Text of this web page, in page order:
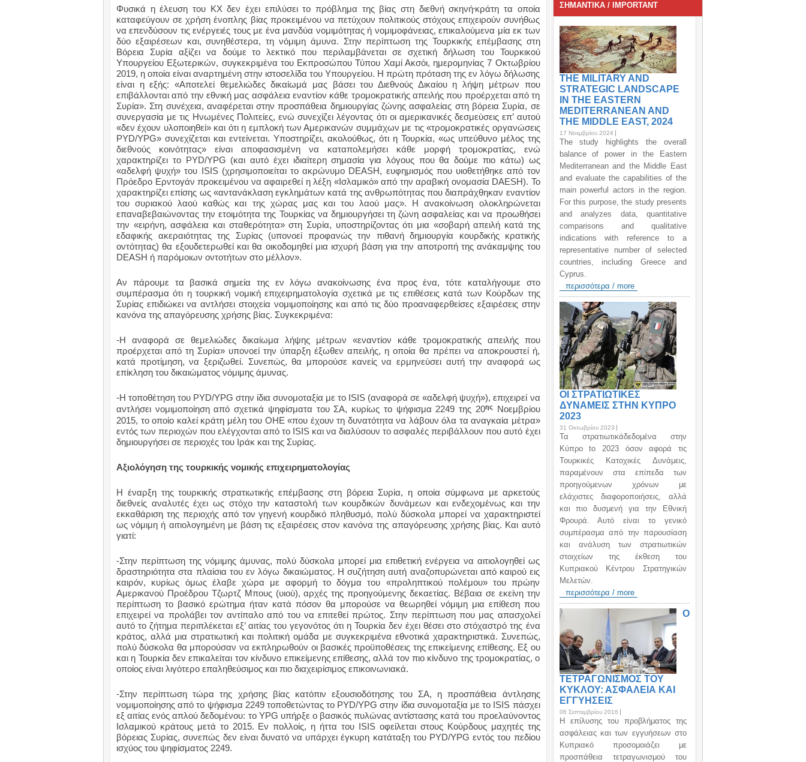
Φυσικά η έλευση του ΚΧ δεν έχει επιλύσει το πρόβλημα της βίας στη διεθνή σκηνή.κράτη τα οποία
καταφεύγουν σε χρήση ένοπλης βίας προκειμένου να πετύχουν πολιτικούς στόχους επιχειρούν συνήθως
να επενδύσουν τις ενέργειές τους με ένα μανδύα νομιμότητας ή νομιμοφάνειας, επικαλούμενα μία εκ των
δύο εξαιρέσεων και, συνηθέστερα, τη νόμιμη άμυνα. Στην περίπτωση της Τουρκικής επέμβασης στη
Βόρεια Συρία αξίζει να δούμε το λεκτικό που περιλαμβάνεται σε σχετική δήλωση του Τουρκικού
Υπουργείου Εξωτερικών, συγκεκριμένα του Εκπροσώπου Τύπου Χαμί Ακσόι, ημερομηνίας 7 Οκτωβρίου
2019, η οποία είναι αναρτημένη στην ιστοσελίδα του Υπουργείου. Η πρώτη πρόταση της εν λόγω δήλωσης
είναι η εξής: «Αποτελεί θεμελιώδες δικαίωμά μας βάσει του Διεθνούς Δικαίου η λήψη μέτρων που
επιβάλλονται από την εθνική μας ασφάλεια εναντίον κάθε τρομοκρατικής απειλής που προέρχεται από τη
Συρία». Στη συνέχεια, αναφέρεται στην προσπάθεια δημιουργίας ζώνης ασφαλείας στη βόρεια Συρία, σε
συνεργασία με τις Ηνωμένες Πολιτείες, ενώ συνεχίζει λέγοντας ότι οι αμερικανικές δεσμεύσεις επ’ αυτού
«δεν έχουν υλοποιηθεί» και ότι η εμπλοκή των Αμερικανών συμμάχων με τις «τρομοκρατικές οργανώσεις
PYD/YPG» συνεχίζεται και εντείνεται. Υποστηρίζει, ακολούθως, ότι η Τουρκία, «ως υπεύθυνο μέλος της
διεθνούς κοινότητας» είναι αποφασισμένη να καταπολεμήσει κάθε μορφή τρομοκρατίας, ενώ
χαρακτηρίζει το PYD/YPG (και αυτό έχει ιδιαίτερη σημασία για λόγους που θα δούμε πιο κάτω) ως
«αδελφή ψυχή» του ISIS(χρησιμοποιείται το ακρώνυμο DEASH, ευφημισμός που υιοθετήθηκε από τον
Πρόεδρο Ερντογάν προκειμένου να αφαιρεθεί η λέξη «Ισλαμικό» από την αραβική ονομασία DAESH). Το
χαρακτηρίζει επίσης ως «αντανάκλαση εγκλημάτων κατά της ανθρωπότητας που διαπράχθηκαν εναντίον
του συριακού λαού καθώς και της χώρας μας και του λαού μας». Η ανακοίνωση ολοκληρώνεται
επαναβεβαιώνοντας την ετοιμότητα της Τουρκίας να δημιουργήσει τη ζώνη ασφαλείας και να προωθήσει
την «ειρήνη, ασφάλεια και σταθερότητα» στη Συρία, υποστηρίζοντας ότι μια «σοβαρή απειλή κατά της
εδαφικής ακεραιότητας της Συρίας (υπονοεί προφανώς την πιθανή δημιουργία κουρδικής κρατικής
οντότητας) θα εξουδετερωθεί και θα οικοδομηθεί μια ισχυρή βάση για την αποτροπή της ανάκαμψης του
DEASH ή παρόμοιων οντοτήτων στο μέλλον».
Αν πάρουμε τα βασικά σημεία της εν λόγω ανακοίνωσης ένα προς ένα, τότε καταλήγουμε στο
συμπέρασμα ότι η τουρκική νομική επιχειρηματολογία σχετικά με τις επιθέσεις κατά των Κούρδων της
Συρίας επιδιώκει να αντλήσει στοιχεία νομιμοποίησης και από τις δύο προαναφερθείσες εξαιρέσεις στην
κανόνα της απαγόρευσης χρήσης βίας. Συγκεκριμένα:
-Η αναφορά σε θεμελιώδες δικαίωμα λήψης μέτρων «εναντίον κάθε τρομοκρατικής απειλής που
προέρχεται από τη Συρία» υπονοεί την ύπαρξη έξωθεν απειλής, η οποία θα πρέπει να αποκρουστεί ή,
κατά προτίμηση, να ξεριζωθεί. Συνεπώς, θα μπορούσε κανείς να ερμηνεύσει αυτή την αναφορά ως
επίκληση του δικαιώματος νόμιμης άμυνας.
-Η τοποθέτηση του PYD/YPG στην ίδια συνομοταξία με το ISIS (αναφορά σε «αδελφή ψυχή»), επιχειρεί να
αντλήσει νομιμοποίηση από σχετικά ψηφίσματα του ΣΑ, κυρίως το ψήφισμα 2249 της 20ης
Νοεμβρίου
2015, το οποίο καλεί κράτη μέλη του ΟΗΕ «που έχουν τη δυνατότητα να λάβουν όλα τα αναγκαία μέτρα»
εντός των περιοχών που ελέγχονται από το ISIS και να διαλύσουν το ασφαλές περιβάλλουν που αυτό έχει
δημιουργήσει σε περιοχές του Ιράκ και της Συρίας.
Αξιολόγηση της τουρκικής νομικής επιχειρηματολογίας
Η έναρξη της τουρκικής στρατιωτικής επέμβασης στη βόρεια Συρία, η οποία σύμφωνα με αρκετούς
διεθνείς αναλυτές έχει ως στόχο την καταστολή των κουρδικών δυνάμεων και ενδεχομένως και την
εκκαθάριση της περιοχής από τον γηγενή κουρδικό πληθυσμό, πολύ δύσκολα μπορεί να χαρακτηριστεί
ως νόμιμη ή αιτιολογημένη με βάση τις εξαιρέσεις στον κανόνα της απαγόρευσης χρήσης βίας. Και αυτό
γιατί:
-Στην περίπτωση της νόμιμης άμυνας, πολύ δύσκολα μπορεί μια επιθετική ενέργεια να αιτιολογηθεί ως
δραστηριότητα στα πλαίσια του εν λόγω δικαιώματος. Η συζήτηση αυτή αναζοπυρώνεται από καιρού εις
καιρόν, κυρίως όμως έλαβε χώρα με αφορμή το δόγμα του «προληπτικού πολέμου» του πρώην
Αμερικανού Προέδρου Τζωρτζ Μπους (υιού), αρχές της προηγούμενης δεκαετίας. Βέβαια σε εκείνη την
περίπτωση το βασικό ερώτημα ήταν κατά πόσον θα μπορούσε να θεωρηθεί νόμιμη μια επίθεση που
επιχειρεί να προλάβει τον αντίπαλο από του να επιτεθεί πρώτος. Στην περίπτωση που μας απασχολεί
αυτό το ζήτημα περιπλέκεται εξ’ αιτίας του γεγονότος ότι η Τουρκία δεν έχει θέσει στο στόχαστρό της ένα
κράτος, αλλά μια στρατιωτική και πολιτική ομάδα με συγκεκριμένα εθνοτικά χαρακτηριστικά. Συνεπώς,
πολύ δύσκολα θα μπορούσαν να εκπληρωθούν οι βασικές προϋποθέσεις της επικείμενης επίθεσης. Εξ ου
και η Τουρκία δεν επικαλείται τον κίνδυνο επικείμενης επίθεσης, αλλά τον πιο κίνδυνο της τρομοκρατίας, ο
οποίος είναι λιγότερο επαληθεύσιμος και πιο διαχειρίσιμος επικοινωνιακά.
-Στην περίπτωση τώρα της χρήσης βίας κατόπιν εξουσιοδότησης του ΣΑ, η προσπάθεια άντλησης
νομιμοποίησης από το ψήφισμα 2249 τοποθετώντας το PYD/YPG στην ίδια συνομοταξία με το ISIS πάσχει
εξ αιτίας ενός απλού δεδομένου: το YPG υπήρξε ο βασικός πυλώνας αντίστασης κατά του προελαύνοντος
Ισλαμικού κράτους μετά το 2015. Εν πολλοίς, η ήττα του ISIS οφείλεται στους Κούρδους μαχητές της
βόρειας Συρίας, συνεπώς δεν είναι δυνατό να υπάρχει έγκυρη κατάταξη του PYD/YPG εντός του πεδίου
ισχύος του ψηφίσματος 2249.
ΣΗΜΑΝΤΙΚΑ / IMPORTANT
THE MILITARY AND
STRATEGIC LANDSCAPE
IN THE EASTERN
MEDITERRANEAN AND
THE MIDDLE EAST, 2024
17 Νοεμβρίου 2024
The study highlights the overall
balance of power in the Eastern
Mediterranean and the Middle East
and evaluate the capabilities of the
main powerful actors in the region.
For this purpose, the study presents
and analyzes data, quantitative
comparisons and qualitative
indications with reference to a
representative number of selected
countries, including Greece and
Cyprus.
περισσότερα / more
ΟΙ ΣΤΡΑΤΙΩΤΙΚΕΣ
ΔΥΝΑΜΕΙΣ ΣΤΗΝ ΚΥΠΡΟ
2023
31 Οκτωβρίου 2023
Τα στρατιωτικάδεδομένα στην
Κύπρο to 2023 όσον αφορά τις
Τουρκικές Κατοχικές Δυνάμεις,
παραμένουν στα επίπεδα των
προηγούμενων χρόνων με
ελάχιστες διαφοροποιήσεις, αλλά
και πιο δυσμενή για την Εθνική
Φρουρά. Αυτό είναι το γενικό
συμπέρασμα από την παρουσίαση
και ανάλυση των στρατιωτικών
στοιχείων της έκθεση του
Κυπριακού Κέντρου Στρατηγικών
Μελετών.
περισσότερα / more
Ο
ΤΕΤΡΑΓΩΝΙΣΜΟΣ ΤΟΥ
ΚΥΚΛΟΥ: ΑΣΦΑΛΕΙΑ ΚΑΙ
ΕΓΓΥΗΣΕΙΣ
06 Σεπτεμβρίου 2016
H επίλυσης του προβλήματος της
ασφάλειας και των εγγυήσεων στο
Κυπριακό προσομοιάζει με
προσπάθεια τετραγωνισμού του